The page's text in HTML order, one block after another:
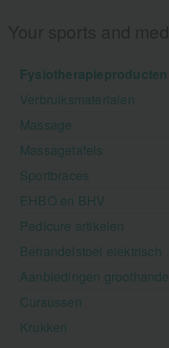
Fysiotherapieproducten
Verbruiksmaterialen
Massage
Massagetafels
Sportbraces
EHBO en BHV
Pedicure artikelen
Behandelstoel elektrisch
Aanbiedingen
Cursussen
Krukken